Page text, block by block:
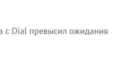
с Dial превысил ожидания